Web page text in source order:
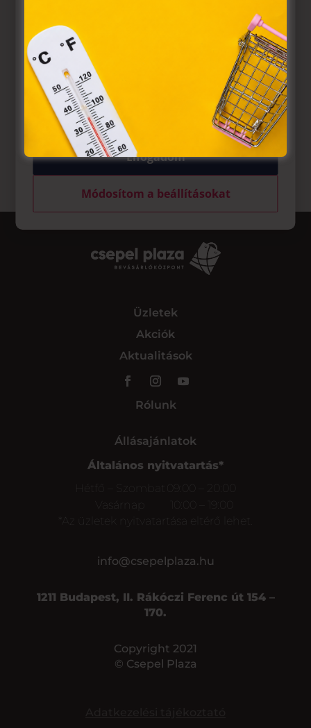
Üzletek
Akciók
Aktualitások
Rólunk
Állásajánlatok
Általános nyitvatartás*
Hétfő – Szombat
09:00 – 20:00
Vasárnap
*Az üzletek nyitvatartása eltérő lehet.
info@csepelplaza.hu
1211 Budapest, II. Rákóczi Ferenc út 154 –
170.
Copyright 2021
© Csepel Plaza
törvény, az elektronikus kereskedelmi szolgáltatások, az
információs társadalommal összefüggő szolgáltatások
egyes kérdéseiről szóló 2001. évi CVIII. törvény, valamint az
Európai Unió előírásainak megfelelően használjuk. Azon
weblapoknak, melyek az Európai Unió országain belül
működnek, a „sütik" használatához, és ezeknek a
felhasználó számítógépén vagy egyéb eszközén történő
tárolásához a felhasználók hozzájárulását kell kérniük.
Elfogadom
Módosítom a beállításokat